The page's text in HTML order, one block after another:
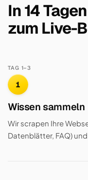
In 14
zum Live-
TAG 1–3
1
Wissen sammeln
Wir scrapen Ihre
Datenblätter, FAQ)